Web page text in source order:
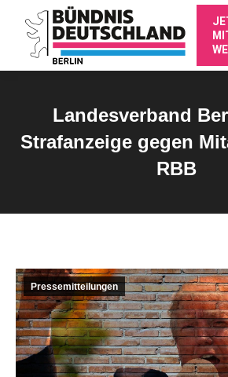
Landesverband
Strafanzeige gegen
RBB
Pressemitteilungen